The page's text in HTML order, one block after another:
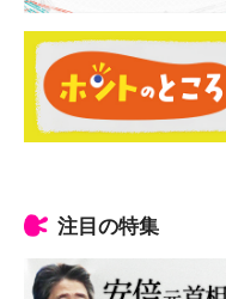
注目の特集